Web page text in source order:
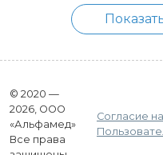
© 2020 —
2026, ООО
«Альфамед»
Все права
Согласие